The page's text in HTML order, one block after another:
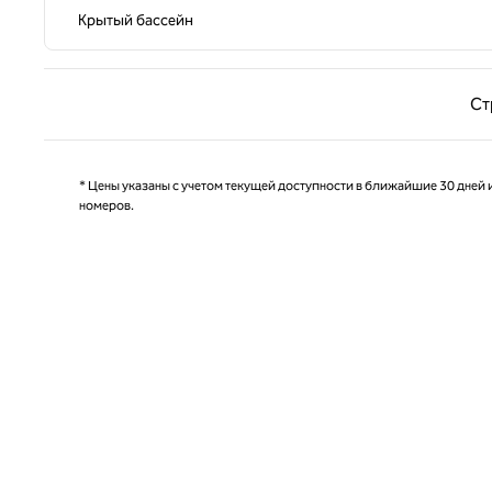
Крытый бассейн
* Цены указаны с учетом текущей доступности в ближайшие 30 дней
номеров.